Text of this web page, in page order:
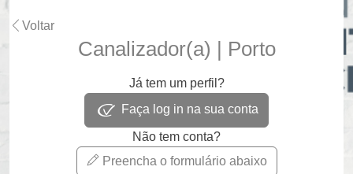
Voltar
Canalizador(a) | Porto
Já tem um perfil?
Faça log in na sua conta
Não tem conta?
Preencha o formulário abaixo